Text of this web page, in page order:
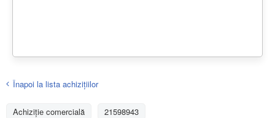
Înapoi la lista achiziţiilor
Achizițiе comercială 21598943